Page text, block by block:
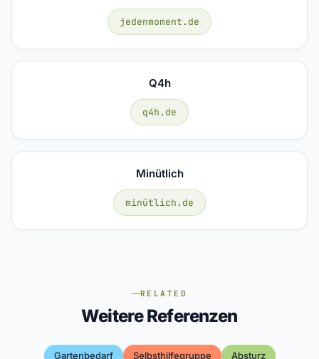
jedenmoment.de
Q4h
q4h.de
Minütlich
minütlich.de
RELATED
Weitere Referenzen
Gartenbedarf Selbsthilfegruppe Absturz